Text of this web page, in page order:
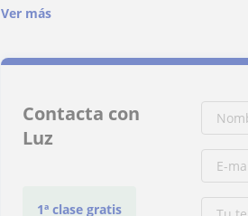
pendiente Lengua de primero, y con
saber. Forjó una base que no tenía
se debe estudiar y hacer un buen
aprendió con Luz.
Ver más
Contacta con
Luz
1ª clase gratis